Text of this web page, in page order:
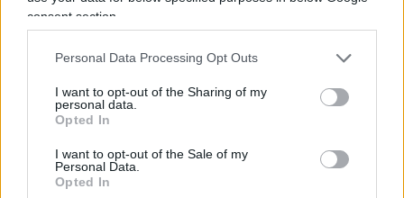
consent section.
Personal Data Processing Opt Outs
I want to opt-out of the Sharing of my
personal data.
Opted In
I want to opt-out of the Sale of my
Personal Data.
Opted In
regolamentare sia le piattaforme digitali che
Intelligenza Artificiale, la situazione in futuro
potrebbe essere non solo “distopica” ma molto
dovrebbero essere campi principalmente di
derivazione artistica e non solamente economica.